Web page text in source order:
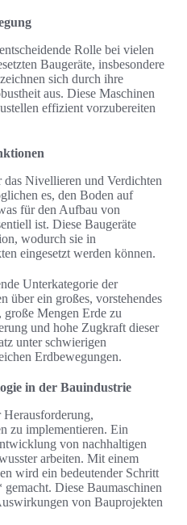
Rolle bei vielen
Baugeräte, insbesondere
sich durch ihre
aus. Diese Maschinen
effizient vorzubereiten
Nivellieren und Verdichten
es, den Boden auf
für den Aufbau von
ist. Diese Baugeräte
wodurch sie in
eingesetzt werden können.
Unterkategorie der
über ein großes, vorstehendes
Mengen Erde zu
und hohe Zugkraft dieser
unter schwierigen
Erdbewegungen.
in der Bauindustrie
zu implementieren. Ein
von nachhaltigen
arbeiten. Mit einem
wird ein bedeutender Schritt
Diese Baumaschinen
von Bauprojekten